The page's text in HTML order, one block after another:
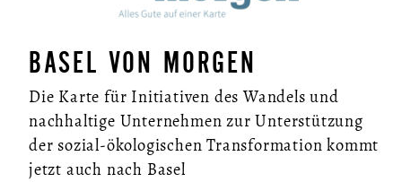
BASEL VON MORGEN
Die Karte für Initiativen des Wandels und
nachhaltige Unternehmen zur Unterstützung
der sozial-ökologischen Transformation kommt
jetzt auch nach Basel